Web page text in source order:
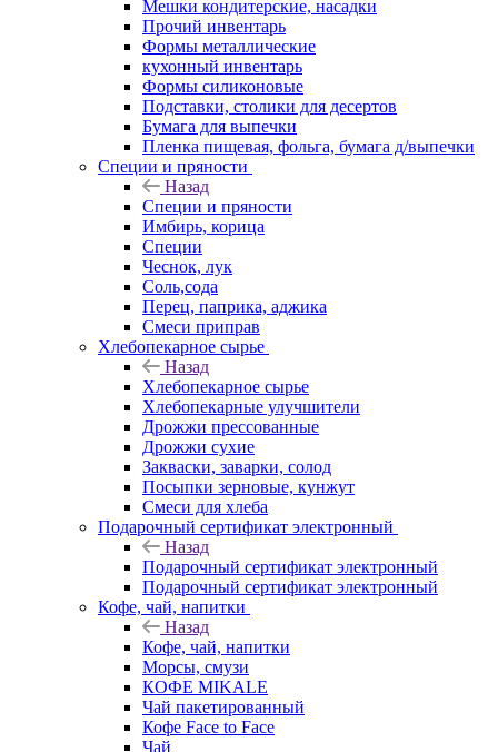
Мешки кондитерские, насадки
Прочий инвентарь
Формы металлические
кухонный инвентарь
Формы силиконовые
Подставки, столики для десертов
Бумага для выпечки
Пленка пищевая, фольга, бумага д/выпечки
Специи и пряности
Назад
Специи и пряности
Имбирь, корица
Специи
Чеснок, лук
Соль,сода
Перец, паприка, аджика
Смеси приправ
Хлебопекарное сырье
Назад
Хлебопекарное сырье
Хлебопекарные улучшители
Дрожжи прессованные
Дрожжи сухие
Закваски, заварки, солод
Посыпки зерновые, кунжут
Смеси для хлеба
Подарочный сертификат электронный
Назад
Подарочный сертификат электронный
Подарочный сертификат электронный
Кофе, чай, напитки
Назад
Кофе, чай, напитки
Морсы, смузи
КОФЕ MIKALE
Чай пакетированный
Кофе Face to Face
Чай